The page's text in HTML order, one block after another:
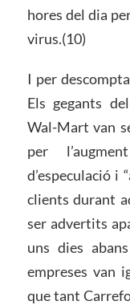
hores del dia
virus.(10)
I per
Els gegants
Wal-Mart van
per
d’especulació i
clients durant
ser advertits
uns dies
empreses van
que tant